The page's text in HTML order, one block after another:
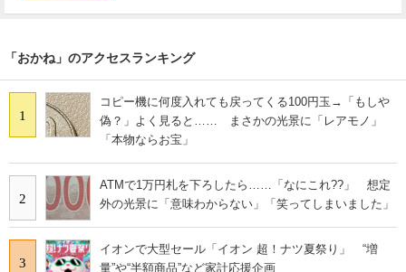
「おかね」のアクセスランキング
1
コピー機に何度入れても戻ってくる100円玉→「もしや
偽？」よく見ると…… まさかの光景に「レアモノ」
「本物ならお宝」
2
ATMで1万円札を下ろしたら……「なにこれ??」 想定
外の光景に「意味わからない」「笑ってしまいました」
3
イオンで大型セール「イオン 超！ナツ夏祭り」 “増
量”や“半額商品”など家計応援企画